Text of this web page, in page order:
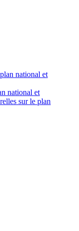
national et
sur le plan
LA HAAC N°0134/